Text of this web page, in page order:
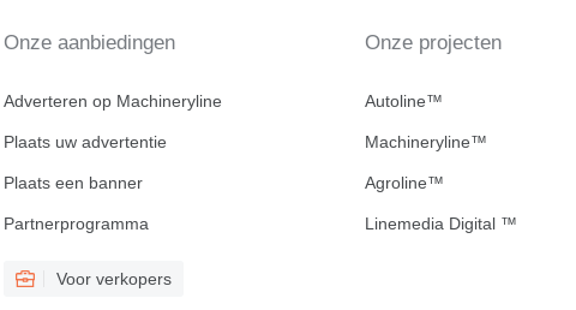
Onze aanbiedingen
Adverteren op Machineryline
Plaats uw advertentie
Plaats een banner
Partnerprogramma
Voor verkopers
Onze projecten
Autoline™
Machineryline™
Agroline™
Linemedia Digital ™